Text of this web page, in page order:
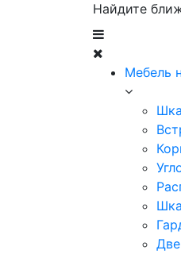
Найдите
Мебель